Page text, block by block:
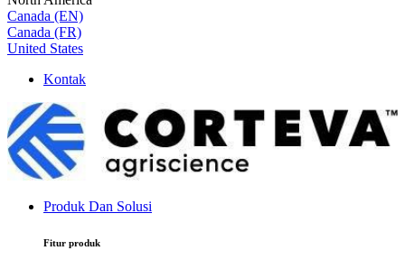
Canada (EN)
Canada (FR)
United States
Kontak
Produk Dan Solusi
Fitur produk